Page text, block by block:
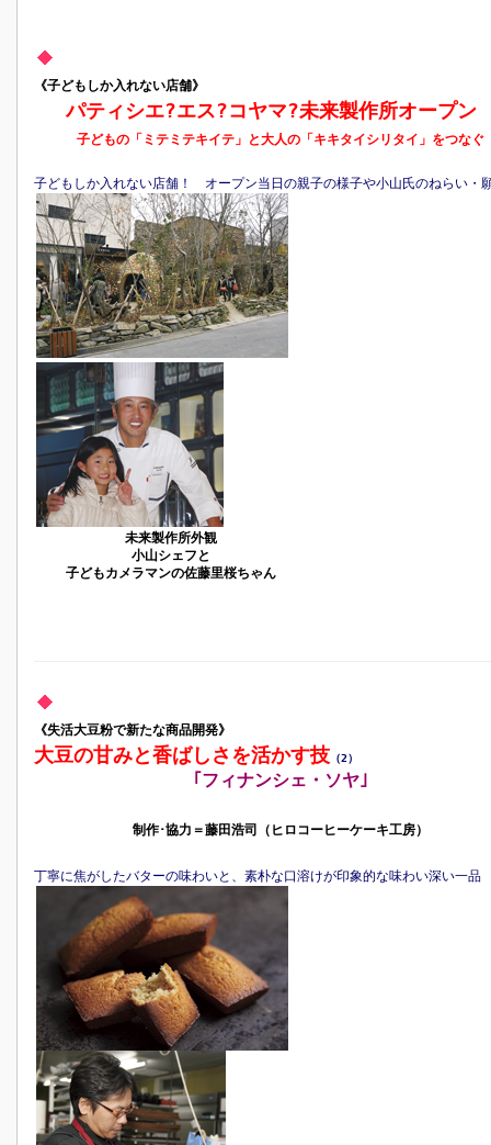
《子どもしか入れない店舗》
パティシエ?エス?コヤマ?未来製作所オープン
子どもの「ミテミテキイテ」と大人の「キキタイシリタイ」をつなぐ
子どもしか入れない店舗！ オープン当日の親子の様子や小山氏のねらい・
未来製作所外観
小山シェフと
子どもカメラマンの佐藤里桜ちゃん
《失活大豆粉で新たな商品開発》
大豆の甘みと香ばしさを活かす技 （2）
｢フィナンシェ・ソヤ｣
制作･協力＝藤田浩司（ヒロコーヒーケーキ工房）
丁寧に焦がしたバターの味わいと、素朴な口溶けが印象的な味わい深い一品